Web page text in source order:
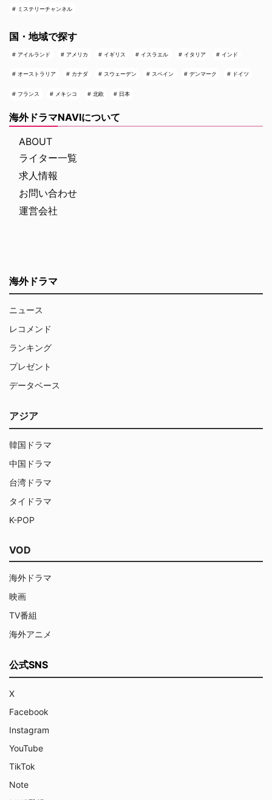
ミステリーチャンネル
国・地域で探す
アイルランド アメリカ イギリス イスラエル イタリア インド
オーストラリア カナダ スウェーデン スペイン デンマーク ドイツ
フランス メキシコ 北欧 日本
海外ドラマNAVIについて
ABOUT
ライター一覧
求人情報
お問い合わせ
運営会社
海外ドラマ
ニュース
レコメンド
ランキング
プレゼント
データベース
アジア
韓国ドラマ
中国ドラマ
台湾ドラマ
タイドラマ
K-POP
VOD
海外ドラマ
映画
TV番組
海外アニメ
公式SNS
X
Facebook
Instagram
YouTube
TikTok
Note